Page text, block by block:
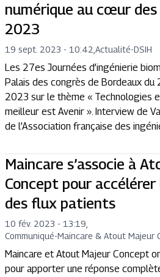
numérique au cœur des
2023
19 sept. 2023 - 10:42 Actualité-DSIH
Les 27es Journées d’ingénierie
Palais des congrès de Bordeaux
2023 sur le thème « Technologies
meilleur est Avenir ». Interview de
de l’Association française des
Maincare s’associe à
Concept pour accélérer
des flux patients
10 fév. 2023 - 13:19
Communiqué-Maincare & Atout Majeur
Maincare et Atout Majeur Concept
pour apporter une réponse